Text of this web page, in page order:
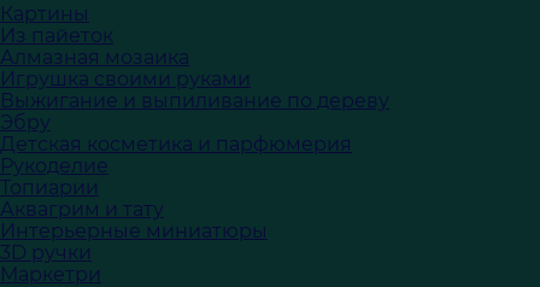
Картины
Из пайеток
Алмазная мозаика
Игрушка своими руками
Выжигание и выпиливание по дереву
Эбру
Детская косметика и парфюмерия
Рукоделие
Топиарии
Аквагрим и тату
Интерьерные миниатюры
3D ручки
Маркетри